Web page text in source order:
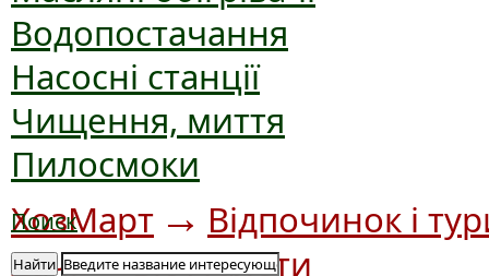
Водопостачання
Насосні станції
Чищення, миття
Пилосмоки
Поиск
Найти
ХозМарт → Відпочинок і
дачі→Біотуалети